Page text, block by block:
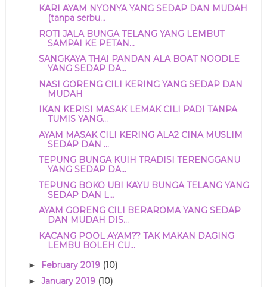
KARI AYAM NYONYA YANG SEDAP DAN MUDAH
(tanpa serbu...
ROTI JALA BUNGA TELANG YANG LEMBUT
SAMPAI KE PETAN...
SANGKAYA THAI PANDAN ALA BOAT NOODLE
YANG SEDAP DA...
NASI GORENG CILI KERING YANG SEDAP DAN
MUDAH
IKAN KERISI MASAK LEMAK CILI PADI TANPA
TUMIS YANG...
AYAM MASAK CILI KERING ALA2 CINA MUSLIM
SEDAP DAN ...
TEPUNG BUNGA KUIH TRADISI TERENGGANU
YANG SEDAP DA...
TEPUNG BOKO UBI KAYU BUNGA TELANG YANG
SEDAP DAN L...
AYAM GORENG CILI BERAROMA YANG SEDAP
DAN MUDAH DIS...
KACANG POOL AYAM?? TAK MAKAN DAGING
LEMBU BOLEH CU...
► February 2019 (10)
► January 2019 (10)